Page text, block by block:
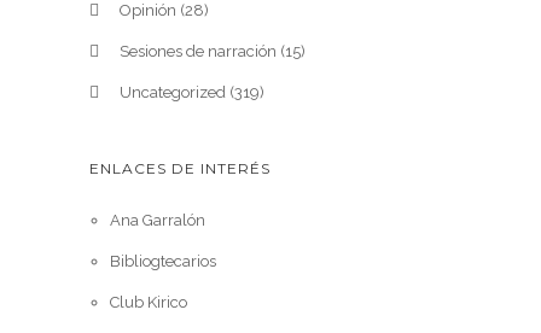
Opinión (28)
Sesiones de narración (15)
Uncategorized (319)
ENLACES DE INTERÉS
Ana Garralón
Bibliogtecarios
Club Kirico